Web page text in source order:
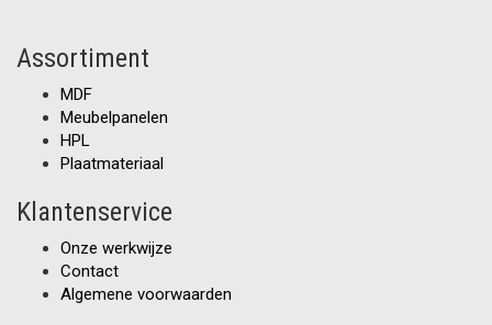
Assortiment
MDF
Meubelpanelen
HPL
Plaatmateriaal
Klantenservice
Onze werkwijze
Contact
Algemene voorwaarden